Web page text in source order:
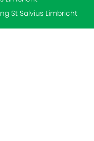
St Salvius Limbricht